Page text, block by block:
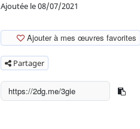
Ajoutée le 08/07/2021
Ajouter à mes œuvres favorites
Partager